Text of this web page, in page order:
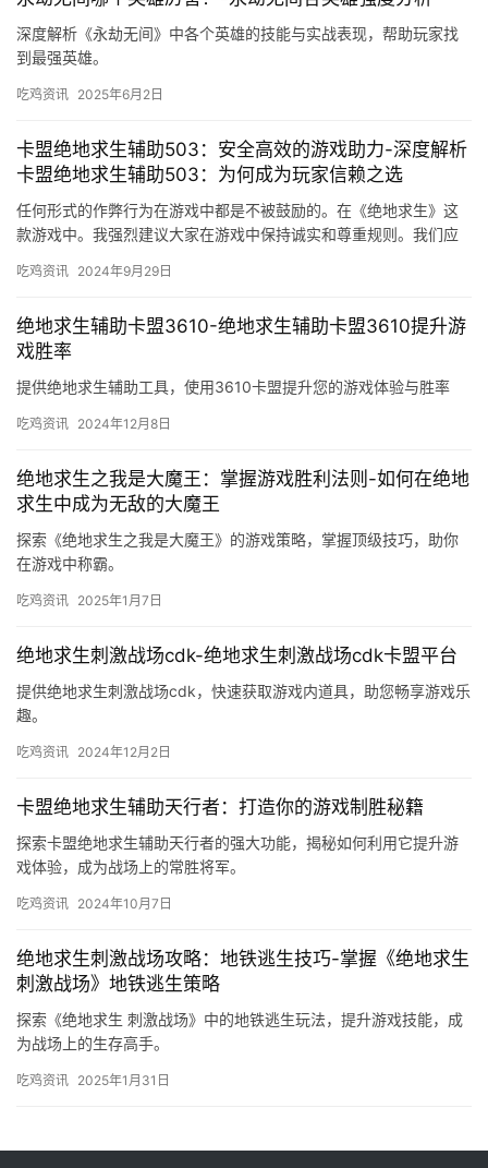
深度解析《永劫无间》中各个英雄的技能与实战表现，帮助玩家找
到最强英雄。
吃鸡资讯 2025年6月2日
卡盟绝地求生辅助503：安全高效的游戏助力-深度解析
卡盟绝地求生辅助503：为何成为玩家信赖之选
任何形式的作弊行为在游戏中都是不被鼓励的。在《绝地求生》这
款游戏中。我强烈建议大家在游戏中保持诚实和尊重规则。我们应
吃鸡资讯 2024年9月29日
绝地求生辅助卡盟3610-绝地求生辅助卡盟3610提升游
戏胜率
提供绝地求生辅助工具，使用3610卡盟提升您的游戏体验与胜率
吃鸡资讯 2024年12月8日
绝地求生之我是大魔王：掌握游戏胜利法则-如何在绝地
求生中成为无敌的大魔王
探索《绝地求生之我是大魔王》的游戏策略，掌握顶级技巧，助你
在游戏中称霸。
吃鸡资讯 2025年1月7日
绝地求生刺激战场cdk-绝地求生刺激战场cdk卡盟平台
提供绝地求生刺激战场cdk，快速获取游戏内道具，助您畅享游戏乐
趣。
吃鸡资讯 2024年12月2日
卡盟绝地求生辅助天行者：打造你的游戏制胜秘籍
探索卡盟绝地求生辅助天行者的强大功能，揭秘如何利用它提升游
戏体验，成为战场上的常胜将军。
吃鸡资讯 2024年10月7日
绝地求生刺激战场攻略：地铁逃生技巧-掌握《绝地求生
刺激战场》地铁逃生策略
探索《绝地求生 刺激战场》中的地铁逃生玩法，提升游戏技能，成
为战场上的生存高手。
吃鸡资讯 2025年1月31日